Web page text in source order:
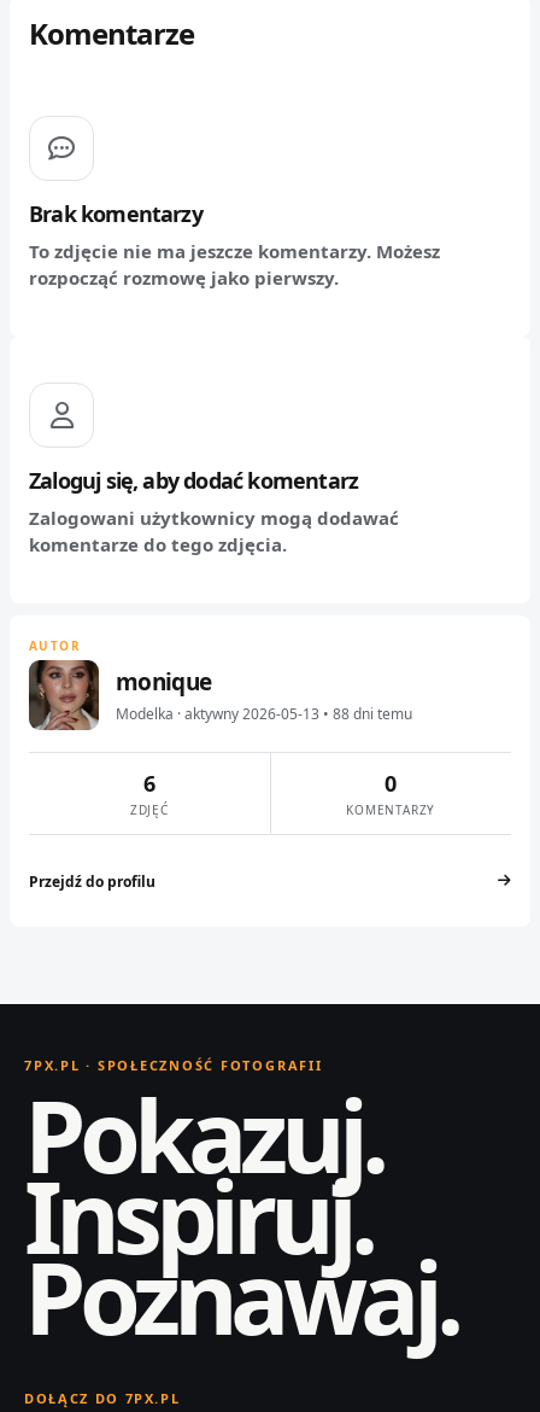
Komentarze
Brak komentarzy
To zdjęcie nie ma jeszcze komentarzy. Możesz
rozpocząć rozmowę jako pierwszy.
Zaloguj się, aby dodać komentarz
Zalogowani użytkownicy mogą dodawać
komentarze do tego zdjęcia.
AUTOR
monique
Modelka · aktywny 2026-05-13 • 88 dni temu
6
ZDJĘĆ
0
KOMENTARZY
Przejdź do profilu
7PX.PL · SPOŁECZNOŚĆ FOTOGRAFII
Pokazuj.
Inspiruj.
Poznawaj.
DOŁĄCZ DO 7PX.PL